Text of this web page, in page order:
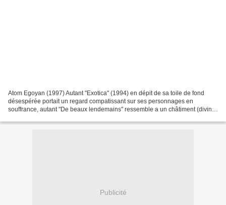
Atom Egoyan (1997) Autant "Exotica" (1994) en dépit de sa toile de fond
désespérée portait un regard compatissant sur ses personnages en
souffrance, autant "De beaux lendemains" ressemble a un châtiment (divin?)
Publicité